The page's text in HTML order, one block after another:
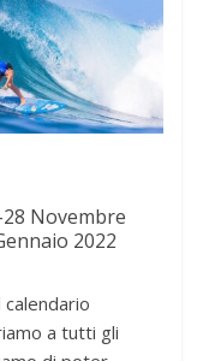
28 Novembre
2022
a tutti gli